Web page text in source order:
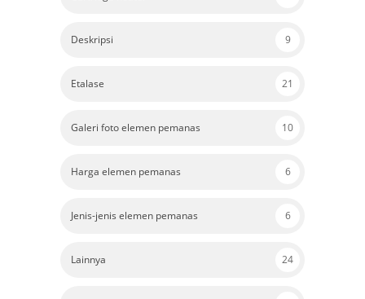
Deskripsi 9
Etalase 21
Galeri foto elemen pemanas 10
Harga elemen pemanas 6
Jenis-jenis elemen pemanas 6
Lainnya 24